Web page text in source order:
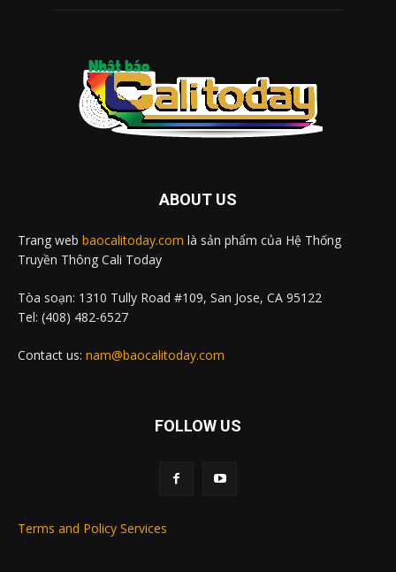
ABOUT US
Trang web baocalitoday.com là sản phẩm của Hệ Thống
Truyền Thông Cali Today
Tòa soạn: 1310 Tully Road #109, San Jose, CA 95122
Tel: (408) 482-6527
Contact us: nam@baocalitoday.com
FOLLOW US
Terms and Policy Services